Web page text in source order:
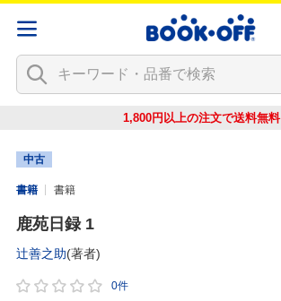
1,800円以上の注文で送料無料
中古
書籍 書籍
鹿苑日録 1
辻善之助(著者)
0件